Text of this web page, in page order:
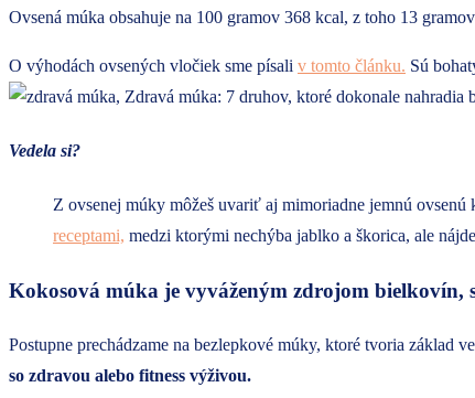
Ovsená múka obsahuje na 100 gramov 368 kcal, z toho 13
O výhodách ovsených vločiek sme písali v tomto článku. Sú
Vedela si?
Z ovsenej múky môžeš uvariť aj mimoriadne jemnú
receptami, medzi ktorými nechýba jablko a škorica, ale
Kokosová múka je vyváženým zdrojom
Postupne prechádzame na bezlepkové múky, ktoré tvoria základ
so zdravou alebo fitness výživou.